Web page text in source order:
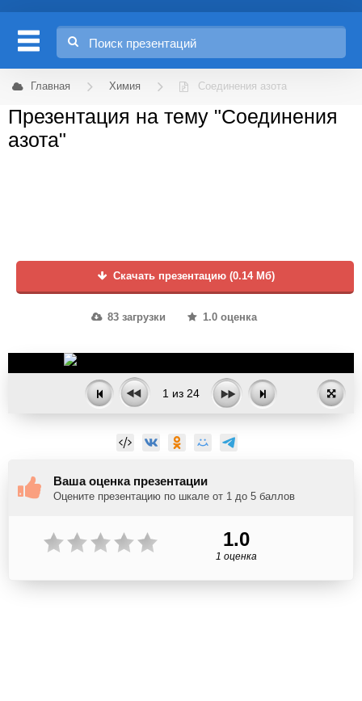
Главная Химия Соединения азота
Презентация на тему "Соединения
азота"
Скачать презентацию (0.14 Мб)
83 загрузки 1.0 оценка
1 из 24
Ваша оценка презентации
Оцените презентацию по шкале от 1 до 5 баллов
1.0
1 оценка